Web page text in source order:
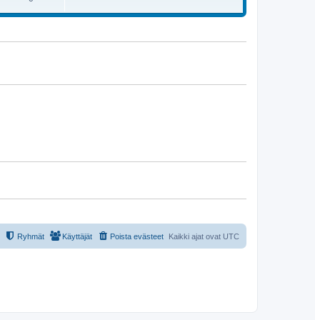
t
t
s
i
Kaikki ajat ovat UTC
Poista evästeet
Käyttäjät
Ryhmät